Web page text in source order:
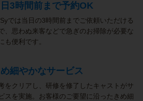
3時間前まで予約OK
では当日の3時間前までご依頼いただける
、思わぬ来客などで急ぎのお掃除が必要な
も便利です。
細やかなサービス
をクリアし、研修を修了したキャストがサ
スを実施。お客様のご要望に沿ったきめ細